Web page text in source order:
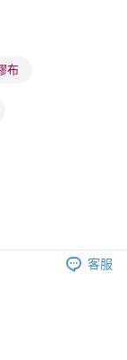
作天到店，3天內
運費表
布
客服